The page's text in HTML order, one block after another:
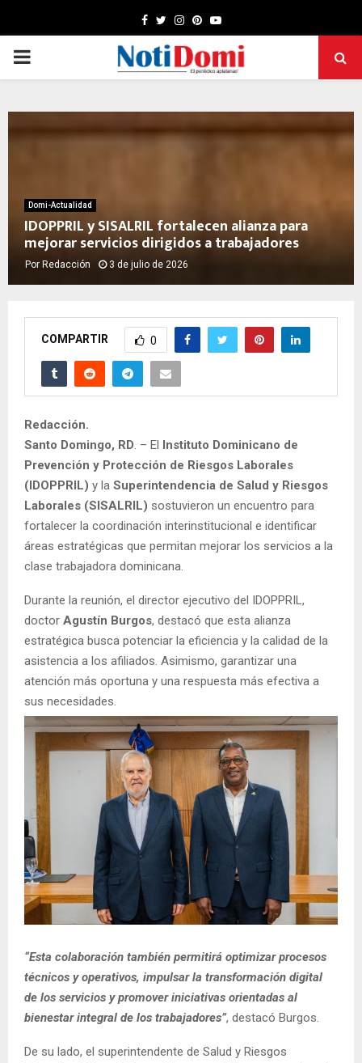
Facebook
TwitterInstagram
Pinterest
Youtube
PRIMARY
Domi-Actualidad
IDOPPRIL y SISALRIL fortalecen alianza para
mejorar servicios dirigidos a trabajadores
Por Redacción 3 de julio de 2026
COMPARTIR 0
Redacción.
Santo Domingo, RD . – El Instituto Dominicano de
Prevención y Protección de Riesgos Laborales
(IDOPPRIL) y la Superintendencia de Salud y Riesgos
Laborales (SISALRIL) sostuvieron un encuentro para
fortalecer la coordinación interinstitucional e identificar
áreas estratégicas que permitan mejorar los servicios a la
clase trabajadora dominicana.
Durante la reunión, el director ejecutivo del IDOPPRIL,
doctor Agustín Burgos, destacó que esta alianza
estratégica busca potenciar la eficiencia y la calidad de la
asistencia a los afiliados. Asimismo, garantizar una
atención más oportuna y una respuesta más efectiva a
sus necesidades.
“Esta colaboración también permitirá optimizar procesos
técnicos y operativos, impulsar la transformación digital
de los servicios y promover iniciativas orientadas al
bienestar integral de los trabajadores”, destacó Burgos.
De su lado, el superintendente de Salud y Riesgos